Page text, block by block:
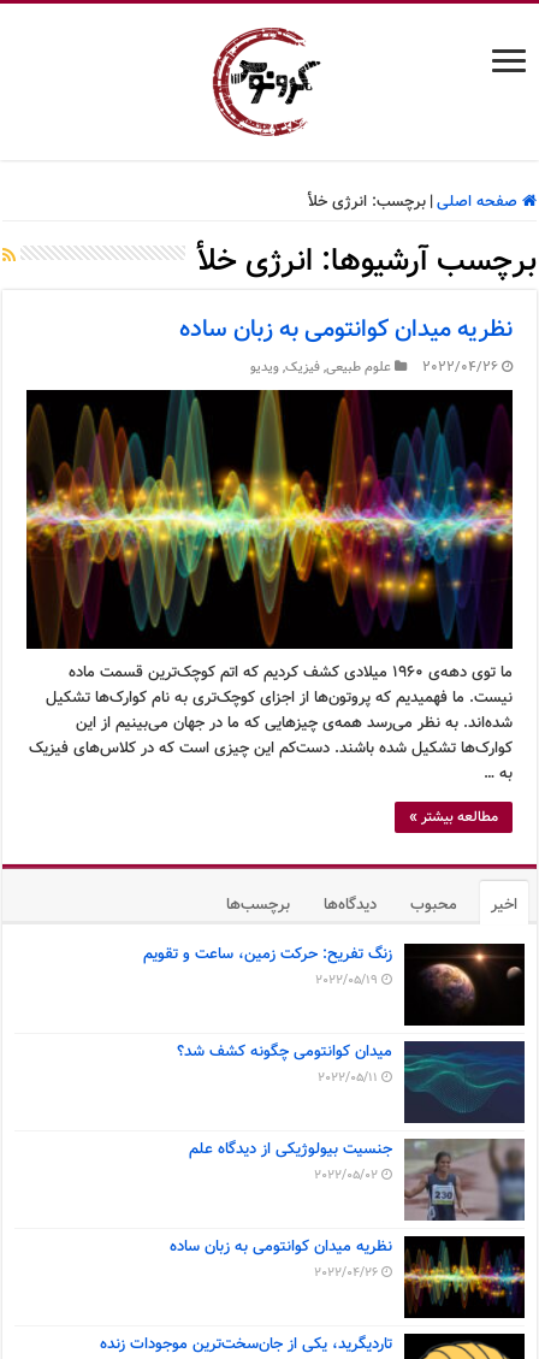
صفحه اصلی| برچسب:انرژی خلأ
برچسب آرشیوها: انرژی خلأ
نظریه میدان کوانتومی به زبان ساده
2022/04/26 علوم طبیعی,فیزیک,ویدیو
ما توی دهه‌ی ۱۹۶۰ میلادی کشف کردیم که اتم کوچک‌ترین قسمت ماده
نیست. ما فهمیدیم که پروتون‌ها از اجزای کوچک‌تری به نام کوارک‌ها تشکیل
شده‌اند. به نظر می‌رسد همه‌ی چیزهایی که ما در جهان می‌بینیم از این
کوارک‌ها تشکیل شده باشند. دست‌کم این چیزی است که در کلاس‌های فیزیک
به …
مطالعه بیشتر »
اخیر محبوب دیدگاه‌ها برچسب‌ها
زنگ تفریح: حرکت زمین، ساعت و تقویم
2022/05/19
میدان کوانتومی چگونه کشف شد؟
2022/05/11
جنسیت بیولوژیکی از دیدگاه علم
2022/05/02
نظریه میدان کوانتومی به زبان ساده
2022/04/26
تاردیگرید، یکی از جان‌سخت‌ترین موجودات زنده